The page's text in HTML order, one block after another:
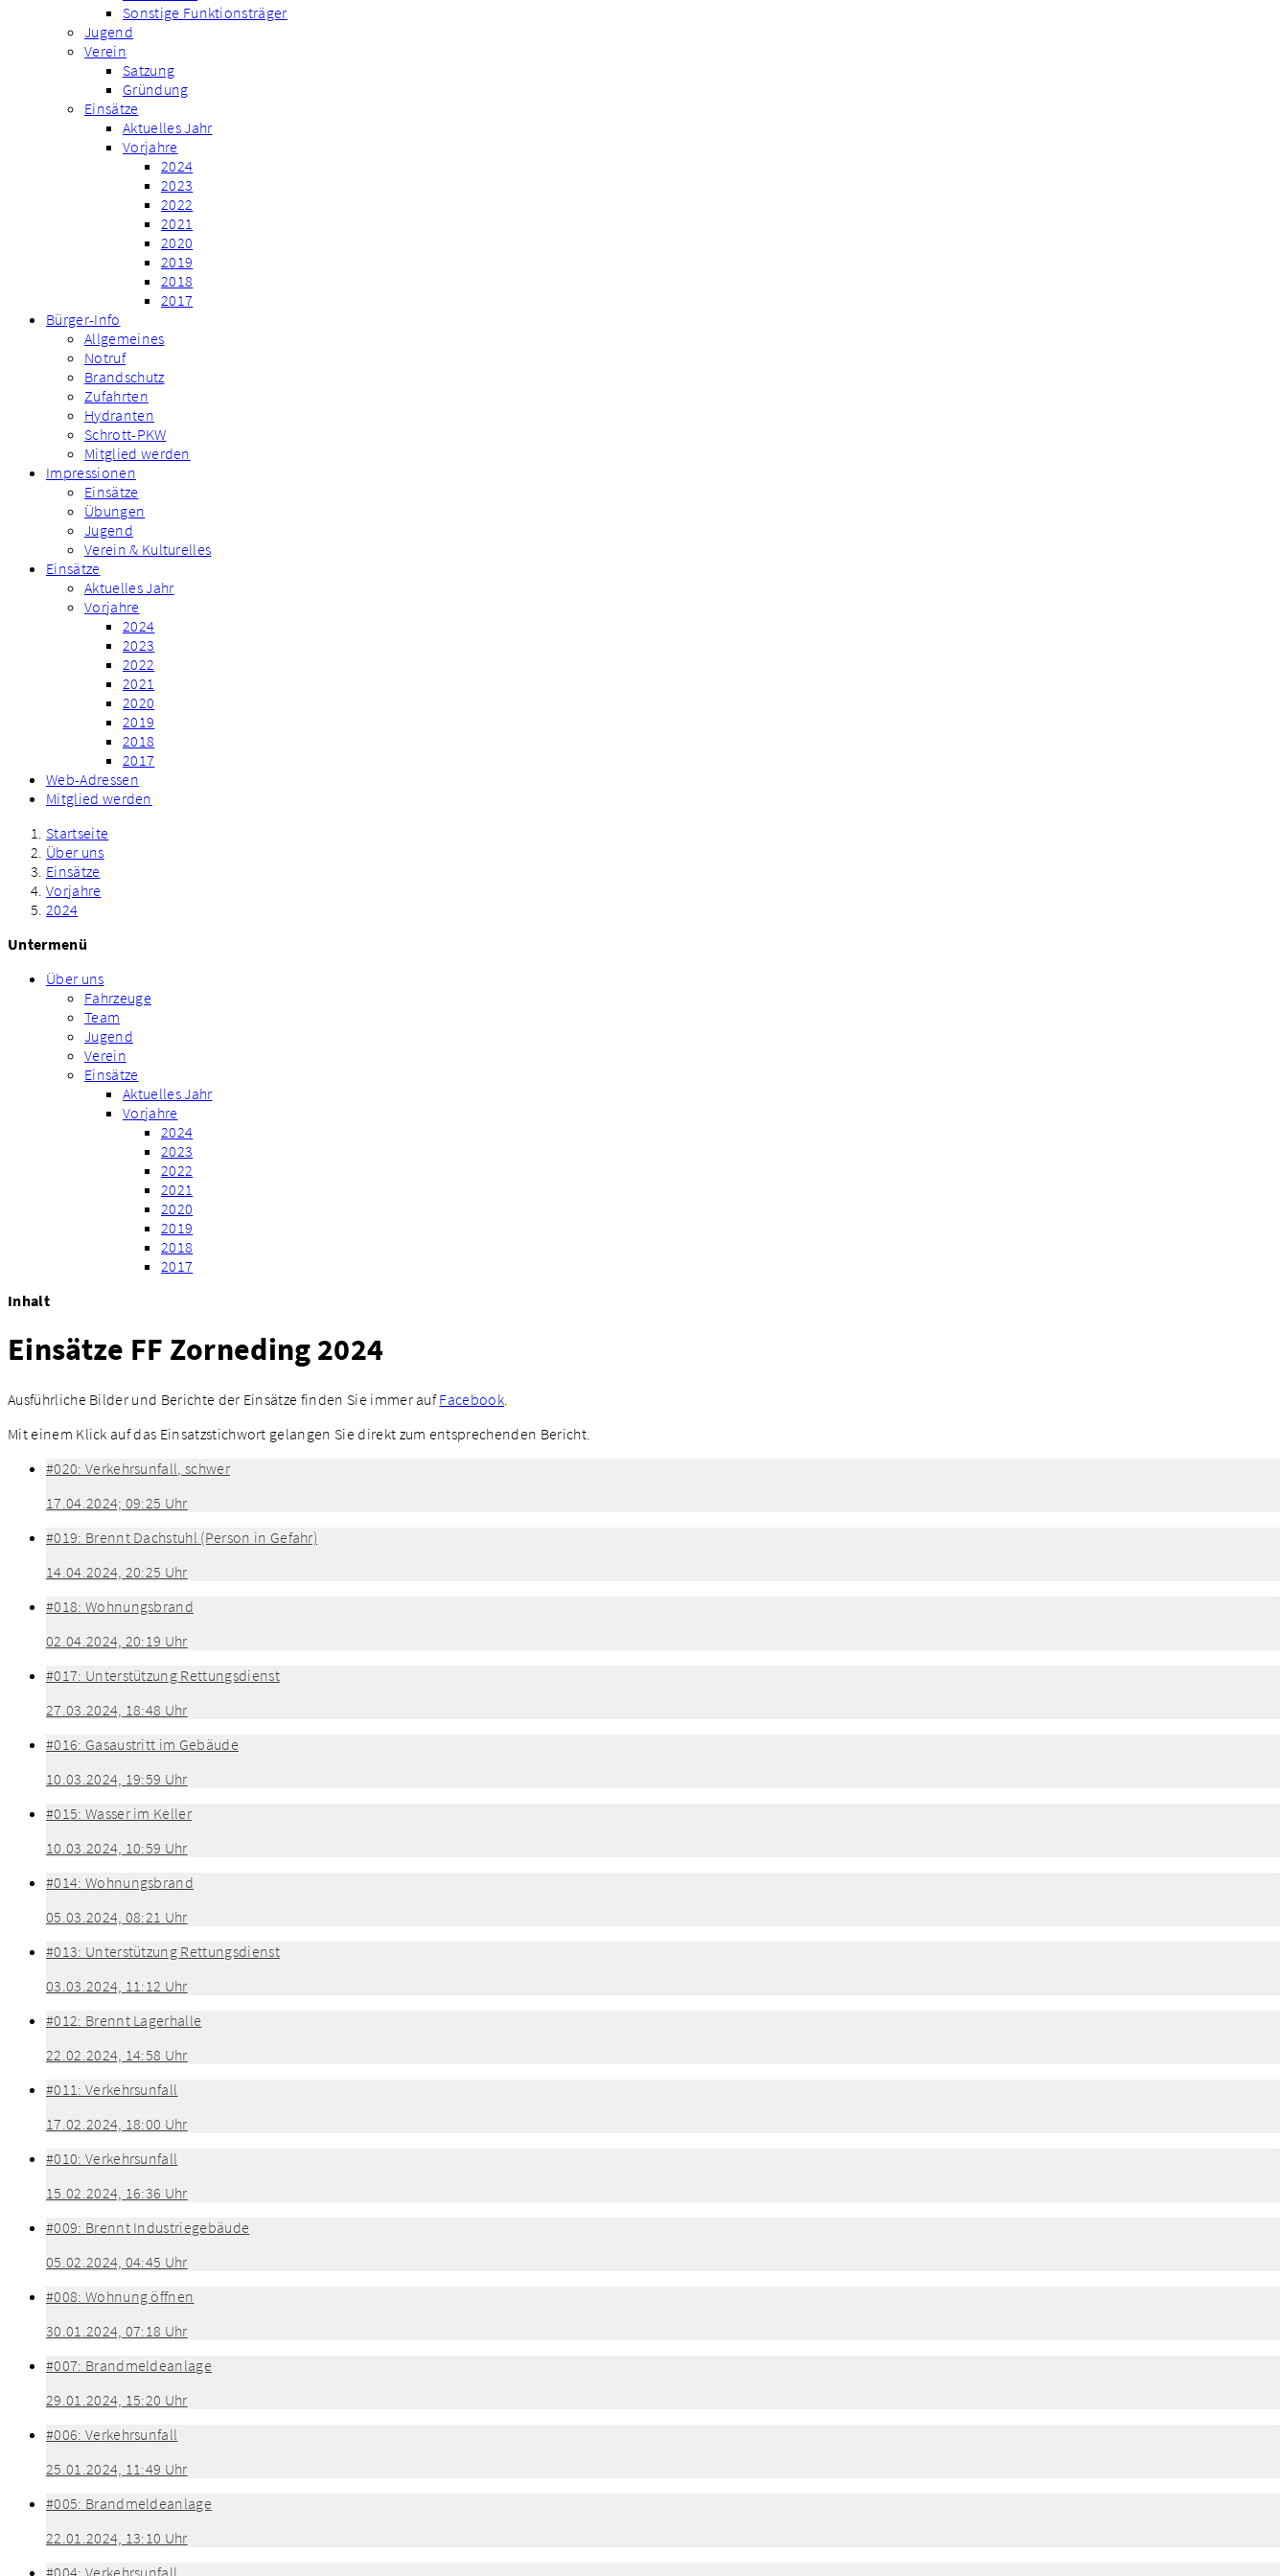
Sonstige Funktionsträger
Jugend
Verein
Satzung
Gründung
Einsätze
Aktuelles Jahr
Vorjahre
2024
2023
2022
2021
2020
2019
2018
2017
Bürger-Info
Allgemeines
Notruf
Brandschutz
Zufahrten
Hydranten
Schrott-PKW
Mitglied werden
Impressionen
Einsätze
Übungen
Jugend
Verein & Kulturelles
Einsätze
Aktuelles Jahr
Vorjahre
2024
2023
2022
2021
2020
2019
2018
2017
Web-Adressen
Mitglied werden
Startseite
Über uns
Einsätze
Vorjahre
2024
Untermenü
Über uns
Fahrzeuge
Team
Jugend
Verein
Einsätze
Aktuelles Jahr
Vorjahre
2024
2023
2022
2021
2020
2019
2018
2017
Inhalt
Einsätze FF Zorneding 2024
Ausführliche Bilder und Berichte der Einsätze finden Sie immer aufFacebook
Mit einem Klick auf das Einsatzstichwort gelangen Sie direkt zum entsprechenden Bericht.
#020: Verkehrsunfall, schwer
17.04.2024; 09:25 Uhr
#019: Brennt Dachstuhl (Person in Gefahr)
14.04.2024, 20:25 Uhr
#018: Wohnungsbrand
02.04.2024, 20:19 Uhr
#017: Unterstützung Rettungsdienst
27.03.2024, 18:48 Uhr
#016: Gasaustritt im Gebäude
10.03.2024, 19:59 Uhr
#015: Wasser im Keller
10.03.2024, 10:59 Uhr
#014: Wohnungsbrand
05.03.2024, 08:21 Uhr
#013: Unterstützung Rettungsdienst
03.03.2024, 11:12 Uhr
#012: Brennt Lagerhalle
22.02.2024, 14:58 Uhr
#011: Verkehrsunfall
17.02.2024, 18:00 Uhr
#010: Verkehrsunfall
15.02.2024, 16:36 Uhr
#009: Brennt Industriegebäude
05.02.2024, 04:45 Uhr
#008: Wohnung öffnen
30.01.2024, 07:18 Uhr
#007: Brandmeldeanlage
29.01.2024, 15:20 Uhr
#006: Verkehrsunfall
25.01.2024, 11:49 Uhr
#005: Brandmeldeanlage
22.01.2024, 13:10 Uhr
#004: Verkehrsunfall